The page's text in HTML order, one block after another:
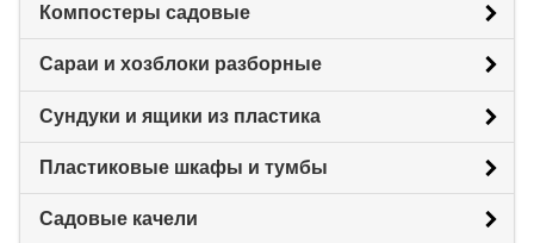
Компостеры садовые
Сараи и хозблоки разборные
Сундуки и ящики из пластика
Пластиковые шкафы и тумбы
Садовые качели